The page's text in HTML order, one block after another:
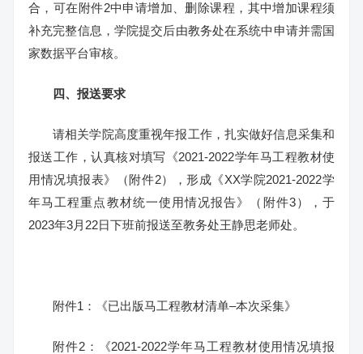
合，可在附件2中申请增加、删除课程，其中增加课程须
补充完整信息，学院提交后由教务处在系统中申请并需国
家数据平台审核。
四、报送要求
请相关学院高度重视年报工作，扎实做好信息采集和
报送工作，认真核对填写《2021-2022学年马工程教材使
用情况填报表》（附件2），形成《XX学院2021-2022学
年马工程重点教材统一使用情况报告》（附件3），于
2023年3月22日下班前报送至教务处王静思老师处。
附件1：《已出版马工程教材清单–本次采集》
附件2：《2021-2022学年马工程教材使用情况填报